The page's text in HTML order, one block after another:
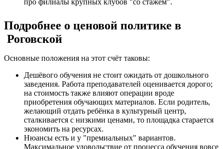
про филиалы крупных клубов "со стажем".
Подробнее о ценовой политике в
Роговской
Основные положения на этот счёт таковы:
Дешёвого обучения не стоит ожидать от дошкольного
заведения. Работа преподавателей оценивается дорого;
на стоимость также влияют операции вроде
приобретения обучающих материалов. Если родитель,
желающий отдать ребёнка в культурный центр,
сталкивается с низкими ценами, то площадка старается
экономить на ресурсах.
Нюансы есть и у "премиальных" вариантов.
Максимальное удовольствие от процесса обучения вовсе